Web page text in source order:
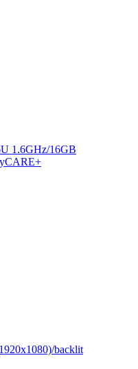
1.6GHz/16GB
backlit